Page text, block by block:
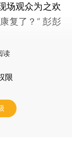
场观众为之欢
复了？” 彭彭
读
限